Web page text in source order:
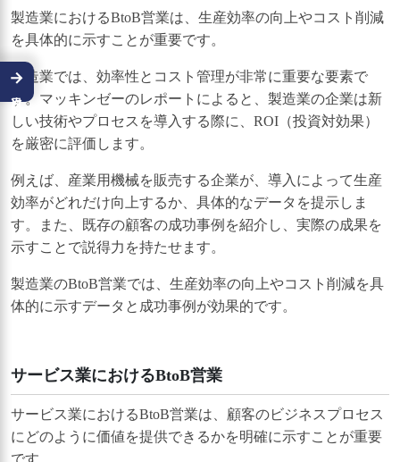
製造業におけるBtoB営業は、生産効率の向上やコスト削減
を具体的に示すことが重要です。
製造業では、効率性とコスト管理が非常に重要な要素で
す。マッキンゼーのレポートによると、製造業の企業は新
しい技術やプロセスを導入する際に、ROI（投資対効果）
を厳密に評価します。
例えば、産業用機械を販売する企業が、導入によって生産
効率がどれだけ向上するか、具体的なデータを提示しま
す。また、既存の顧客の成功事例を紹介し、実際の成果を
示すことで説得力を持たせます。
製造業のBtoB営業では、生産効率の向上やコスト削減を具
体的に示すデータと成功事例が効果的です。
サービス業におけるBtoB営業
サービス業におけるBtoB営業は、顧客のビジネスプロセス
にどのように価値を提供できるかを明確に示すことが重要
です。
→